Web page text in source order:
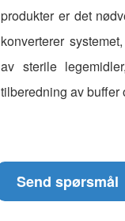
produkter er det
konverterer
av sterile
tilberedning av buffer
Send spørsmål